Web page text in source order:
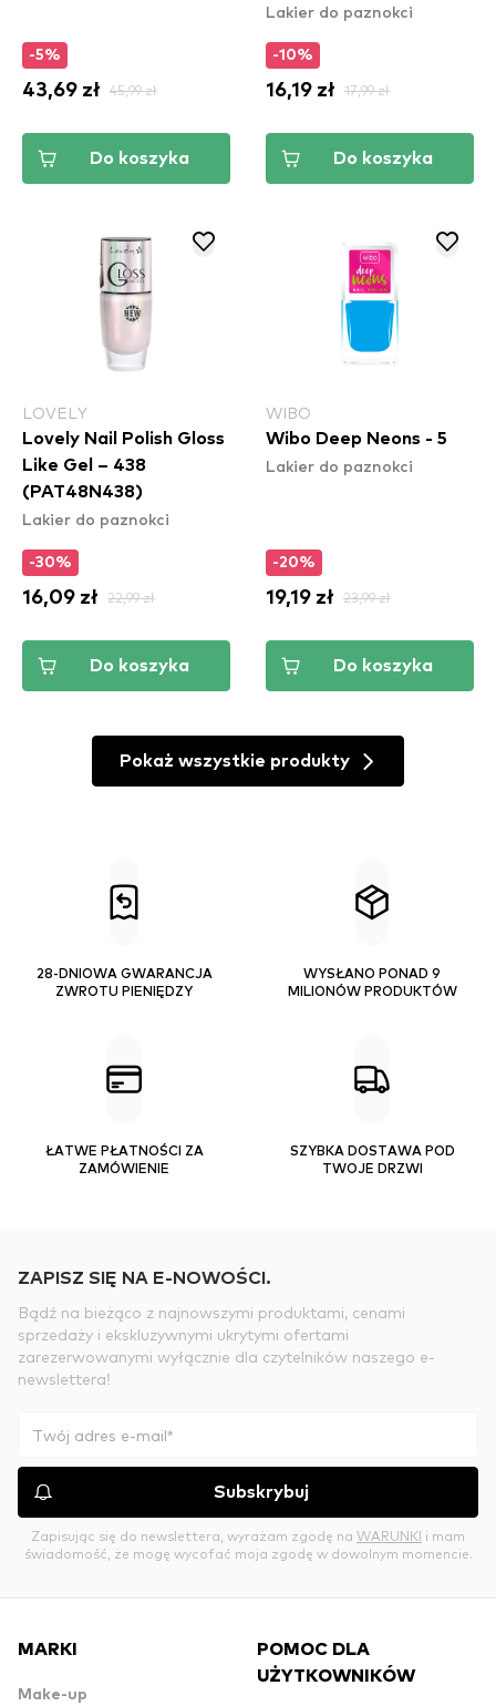
-5%
43,69 zł 45,99 zł
Do koszyka
Lakier do paznokci
-10%
16,19 zł 17,99 zł
Do koszyka
LOVELY
Lovely Nail Polish Gloss
Like Gel – 438
(PAT48N438)
Lakier do paznokci
-30%
16,09 zł 22,99 zł
Do koszyka
WIBO
Wibo Deep Neons - 5
Lakier do paznokci
-20%
19,19 zł 23,99 zł
Do koszyka
Pokaż wszystkie produkty
28-DNIOWA GWARANCJA
ZWROTU PIENIĘDZY
WYSŁANO PONAD 9
MILIONÓW PRODUKTÓW
ŁATWE PŁATNOŚCI ZA
ZAMÓWIENIE
SZYBKA DOSTAWA POD
TWOJE DRZWI
ZAPISZ SIĘ NA E-NOWOŚCI.
Bądź na bieżąco z najnowszymi produktami, cenami
sprzedaży i ekskluzywnymi ukrytymi ofertami
zarezerwowanymi wyłącznie dla czytelników naszego e-
newslettera!
Subskrybuj
Zapisując się do newslettera, wyrażam zgodę na WARUNKI i mam
świadomość, że mogę wycofać moja zgodę w dowolnym momencie.
MARKI
Make-up
POMOC DLA
UŻYTKOWNIKÓW